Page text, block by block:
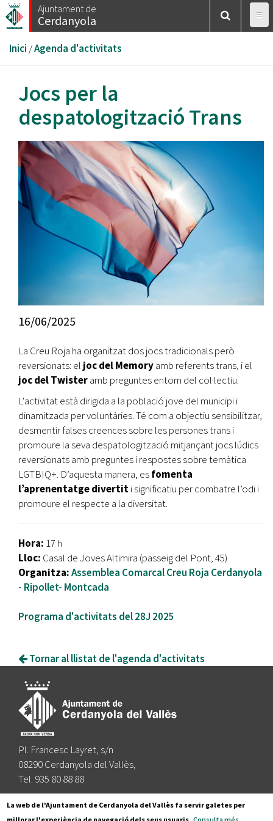
Vés
al
Ajuntament de
Cerdanyola
Esteu
aquí
Inici /Agenda d'activitats
Jocs per la
despatologització Trans
16/06/2025
La Creu Roja ha organitzat dos jocs tradicionals però
reversionats: el joc del Memoryamb referents trans, i el
joc del Twisteramb preguntes entorn del col·lectiu.
L'activitat està dirigida a la població jove del municipi i
dinamitzada per voluntàries. Té com a objectiu sensibilitzar,
desmentir falses creences sobre les persones trans i
promoure la seva despatologització mitjançant jocs lúdics
reversionats amb preguntes i respostes sobre temàtica
LGTBIQ+. D’aquesta manera, esfomenta
l’aprenentatge divertiti significatiu per combatre l’odi i
promoure el respecte a la diversitat.
Hora: 17 h
Lloc: Casal de Joves Altimira (passeig del Pont, 45)
Organitza:Assemblea Comarcal Creu Roja Cerdanyola
- Ripollet- Montcada
Programa d'activitats del 28J 2025
Tornar al llistat de l'agenda d'activitats
Pl. Francesc Layret, s/n
08290 Cerdanyola del Vallès,
Tel. 935 80 88 88
Segueix-nos a:
La web de l'Ajuntament de Cerdanyola del Vallès fa servir galetes per